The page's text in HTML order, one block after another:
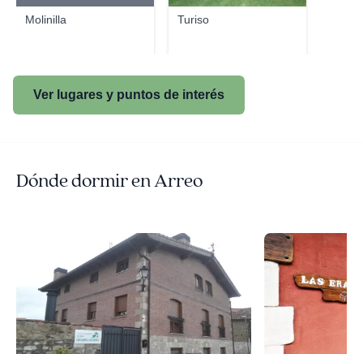
Molinilla Turiso
Ver lugares y puntos de interés
Dónde dormir en Arreo